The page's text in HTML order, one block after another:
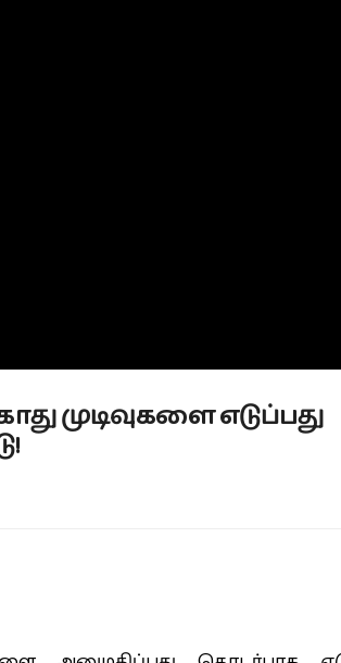
முடிவுகளை எடுப்பது